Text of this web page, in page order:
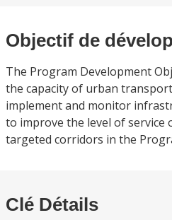
Objectif de
The Program Development
the capacity of urban
implement and monitor
to improve the level of
targeted corridors in the
Clé Détails